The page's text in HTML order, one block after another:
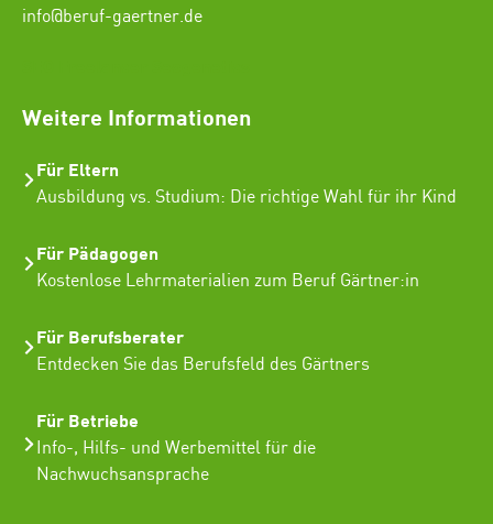
info@beruf-gaertner.de
Weitere Informationen
Für Eltern
Ausbildung vs. Studium: Die richtige Wahl für ihr Kind
Für Pädagogen
Kostenlose Lehrmaterialien zum Beruf Gärtner:in
Für Berufsberater
Entdecken Sie das Berufsfeld des Gärtners
Für Betriebe
Info-, Hilfs- und Werbemittel für die
Nachwuchsansprache